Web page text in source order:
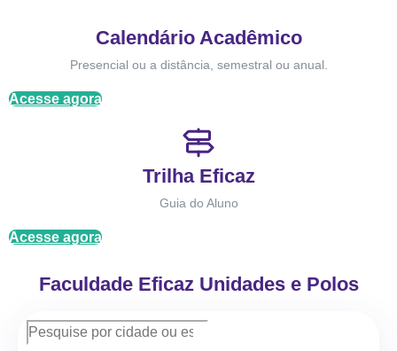
Calendário Acadêmico
Presencial ou a distância, semestral ou anual.
Acesse agora
Trilha Eficaz
Guia do Aluno
Acesse agora
Faculdade Eficaz Unidades e Polos